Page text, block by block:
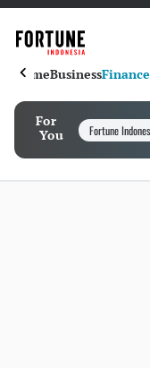
HomeBusinessFinance
For
You
Fortune